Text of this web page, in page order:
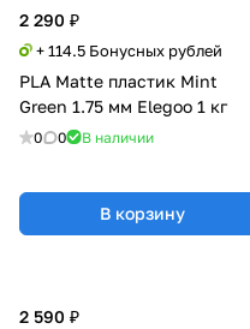
2 290 ₽
+ 114.5 Бонусных рублей
PLA Matte пластик Mint
Green 1.75 мм Elegoo 1 кг
0 0 В наличии
В корзину
2 590 ₽